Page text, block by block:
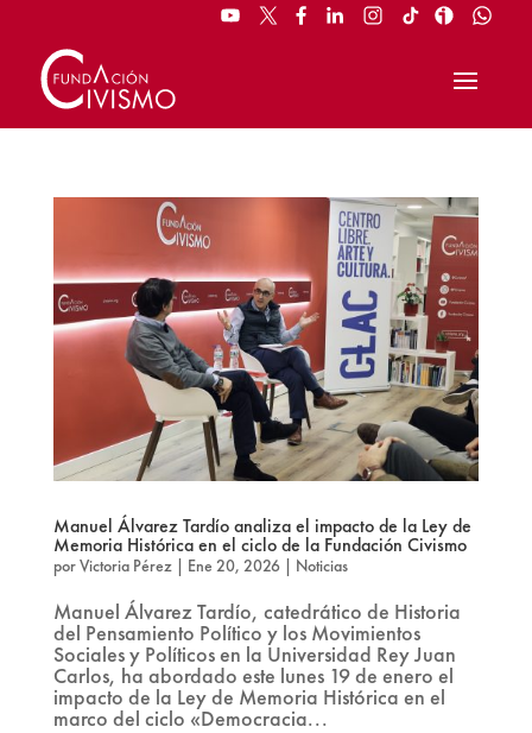
Manuel Álvarez Tardío analiza el impacto de la Ley de
Memoria Histórica en el ciclo de la Fundación Civismo
porVictoria Pérez| Ene 20, 2026| Noticias
Manuel Álvarez Tardío, catedrático de Historia
del Pensamiento Político y los Movimientos
Sociales y Políticos en la Universidad Rey Juan
Carlos, ha abordado este lunes 19 de enero el
impacto de la Ley de Memoria Histórica en el
marco del ciclo «Democracia...